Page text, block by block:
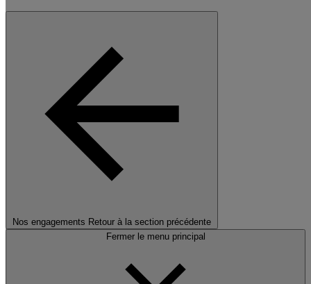
Nos engagements Retour à la section précédente
Fermer le menu principal